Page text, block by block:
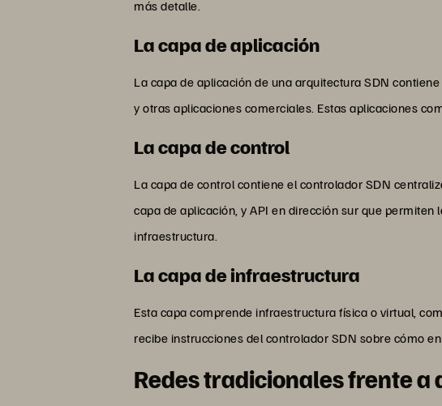
más detalle.
La capa de aplicación
La capa de aplicación de una arquitectura SDN
y otras aplicaciones comerciales. Estas aplicaciones
La capa de control
La capa de control contiene el controlador SDN
capa de aplicación, y API en dirección sur que
infraestructura.
La capa de infraestructura
Esta capa comprende infraestructura física o virtual,
recibe instrucciones del controlador SDN sobre cómo
Redes tradicionales frente